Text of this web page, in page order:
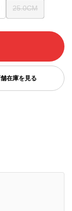
25.0CM